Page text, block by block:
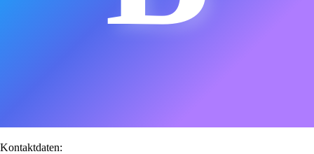
Kontaktdaten: